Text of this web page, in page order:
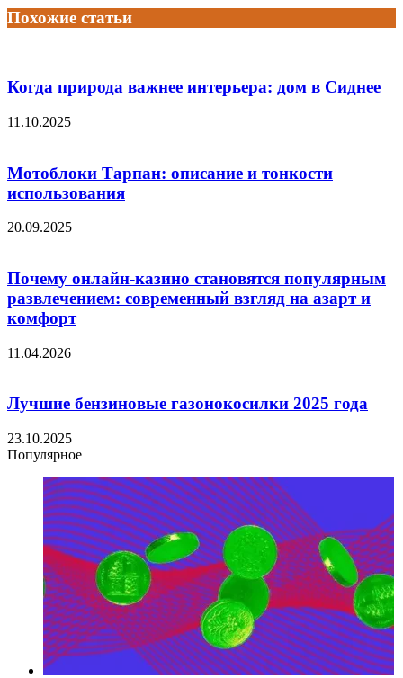
Похожие статьи
Когда природа важнее интерьера: дом в Сиднее
11.10.2025
Мотоблоки Тарпан: описание и тонкости
использования
20.09.2025
Почему онлайн-казино становятся популярным
развлечением: современный взгляд на азарт и
комфорт
11.04.2026
Лучшие бензиновые газонокосилки 2025 года
23.10.2025
Популярное